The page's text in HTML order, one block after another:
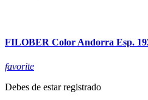
FILOBER Color Andorra Esp.
favorite
Debes de estar registrado